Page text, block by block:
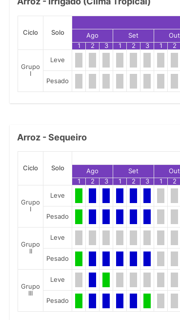
Ciclo Solo
Ago
Set Out
1
2 3 1 2 3 1 2
Grupo
I
Leve
Pesado
Arroz - Sequeiro
Ciclo Solo
Ago
Set Out
1
2 3 1 2 3 1 2
Grupo
I
Leve
Pesado
Grupo
II
Leve
Pesado
Grupo
III
Leve
Pesado